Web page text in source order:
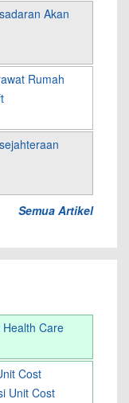
Akan
Rumah
Semua Artikel
Care
Cost
Unit Cost